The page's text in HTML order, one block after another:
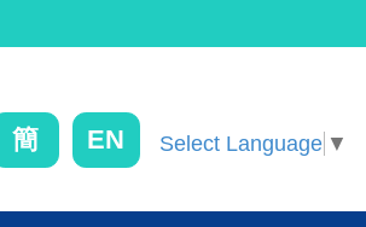
簡 EN Select Language ▼